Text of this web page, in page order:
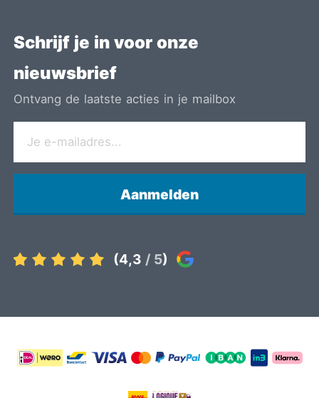
Schrijf je in voor onze
nieuwsbrief
Ontvang de laatste acties in je mailbox
Aanmelden
(4,3 / 5)